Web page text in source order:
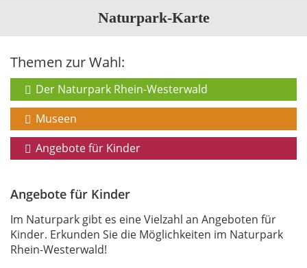
Naturpark-Karte
Themen zur Wahl:
Der Naturpark Rhein-Westerwald
Museen
Angebote für Kinder
Angebote für Kinder
Im Naturpark gibt es eine Vielzahl an Angeboten für
Kinder. Erkunden Sie die Möglichkeiten im Naturpark
Rhein-Westerwald!